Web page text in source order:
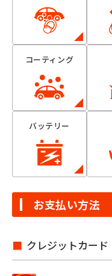
コーティング
バッテリー
お支払い方法
クレジットカード